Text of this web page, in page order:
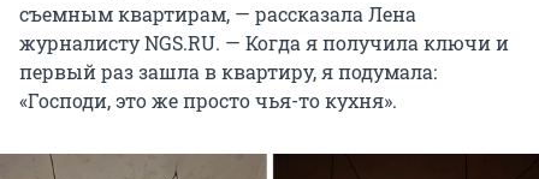
съемным квартирам, — рассказала Лена
журналисту NGS.RU. — Когда я получила ключи и
первый раз зашла в квартиру, я подумала:
«Господи, это же просто чья-то кухня».